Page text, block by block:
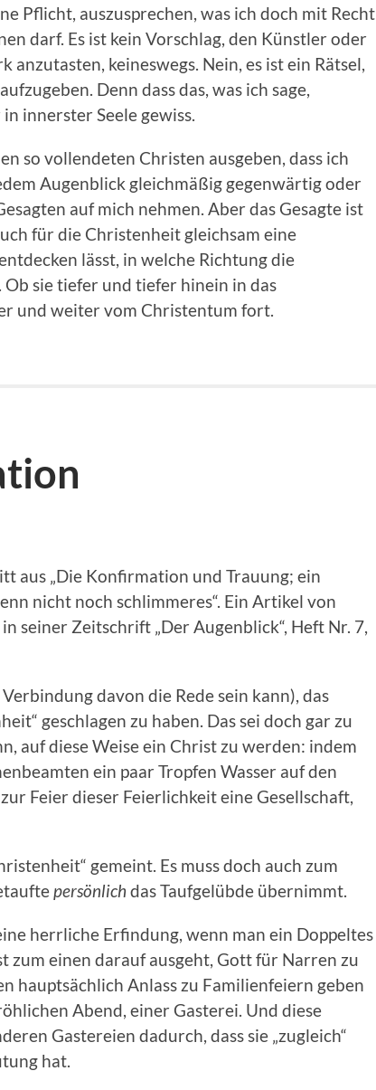
Pflicht, auszusprechen, was ich doch mit Recht
darf. Es ist kein Vorschlag, den Künstler oder
anzutasten, keineswegs. Nein, es ist ein Rätsel,
Denn dass das, was ich sage,
innerster Seele gewiss.
so vollendeten Christen ausgeben, dass ich
Augenblick gleichmäßig gegenwärtig oder
auf mich nehmen. Aber das Gesagte ist
für die Christenheit gleichsam eine
lässt, in welche Richtung die
sie tiefer und tiefer hinein in das
und weiter vom Christentum fort.
aus „Die Konfirmation und Trauung; ein
nicht noch schlimmeres“. Ein Artikel von
seiner Zeitschrift „Der Augenblick“, Heft Nr. 7,
davon die Rede sein kann), das
geschlagen zu haben. Das sei doch gar zu
auf diese Weise ein Christ zu werden: indem
ein paar Tropfen Wasser auf den
Feier dieser Feierlichkeit eine Gesellschaft,
gemeint. Es muss doch auch zum
persönlich das Taufgelübde übernimmt.
herrliche Erfindung, wenn man ein Doppeltes
zum einen darauf ausgeht, Gott für Narren zu
hauptsächlich Anlass zu Familienfeiern geben
Abend, einer Gasterei. Und diese
Gastereien dadurch, dass sie „zugleich“
hat.